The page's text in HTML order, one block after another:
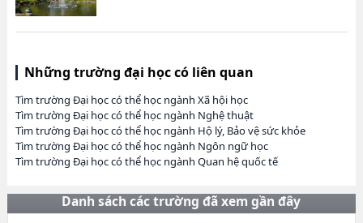
Những trường đại học có liên quan
Tìm trường Đại học có thể học ngành Xã hội học
Tìm trường Đại học có thể học ngành Nghệ thuật
Tìm trường Đại học có thể học ngành Hộ lý, Bảo vệ sức khỏe
Tìm trường Đại học có thể học ngành Ngôn ngữ học
Tìm trường Đại học có thể học ngành Quan hệ quốc tế
Danh sách các trường đã xem gần đây